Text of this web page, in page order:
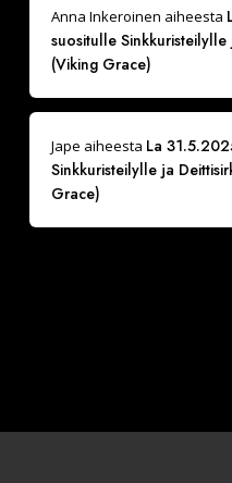
Anna Inkeroinen aiheesta
suositulle
(Viking Grace)
Jape aiheesta La
Sinkkuristeilylle ja
Grace)